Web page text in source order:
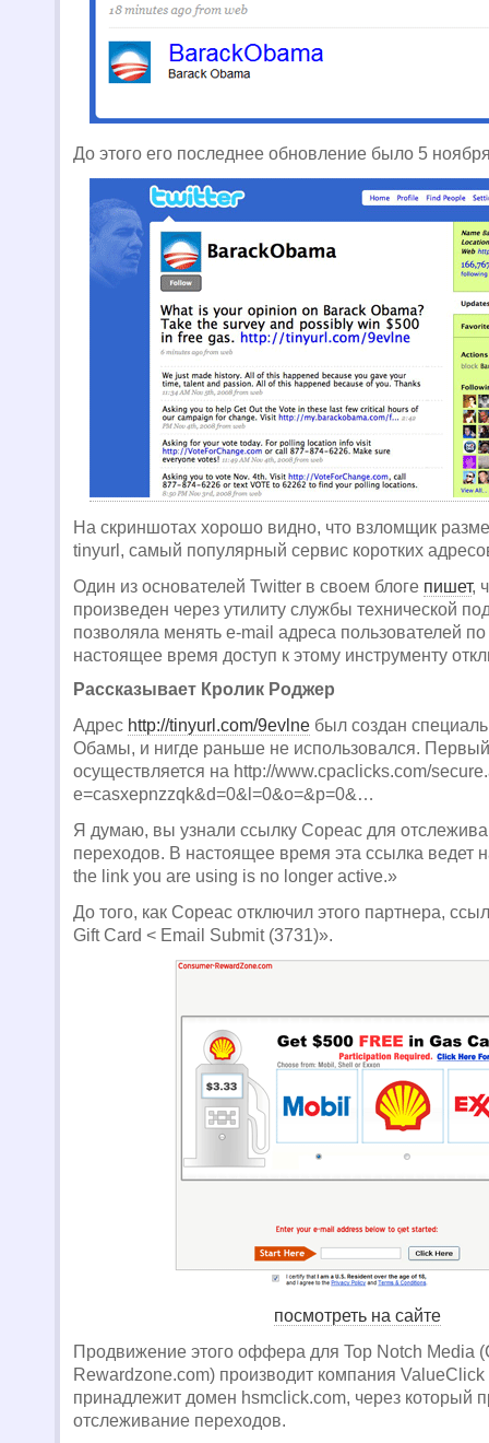
До этого его последнее обновление было 5
На скриншотах хорошо видно, что взломщик
tinyurl, самый популярный сервис коротких
Один из основателей Twitter в своем блоге пишет,
произведен через утилиту службы технической
позволяла менять e-mail адреса пользователей
настоящее время доступ к этому инструменту
Рассказывает Кролик Роджер
Адрес http://tinyurl.com/9evlne был создан
Обамы, и нигде раньше не использовался.
осуществляется на http://www.cpaclicks.com/
e=casxepnzzqk&d=0&l=0&o=&p=0&…
Я думаю, вы узнали ссылку Copeac для
переходов. В настоящее время эта ссылка ведет
the link you are using is no longer active.»
До того, как Copeac отключил этого партнера,
Gift Card < Email Submit (3731)».
посмотреть на сайте
Продвижение этого оффера для Top Notch Media
Rewardzone.com) производит компания
принадлежит домен hsmclick.com, через который
отслеживание переходов.